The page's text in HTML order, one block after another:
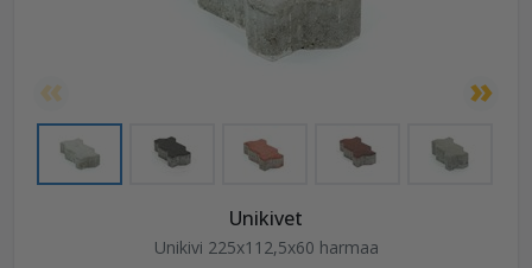
Unikivet
Unikivi 225x112,5x60 harmaa